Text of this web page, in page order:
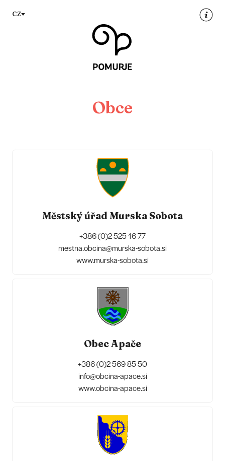
vsebino
CZ
Obce
Městský úřad Murska Sobota
+386 (0)2 525 16 77
mestna.obcina@murska-sobota.si
www.murska-sobota.si
Obec Apače
+386 (0)2 569 85 50
info@obcina-apace.si
www.obcina-apace.si